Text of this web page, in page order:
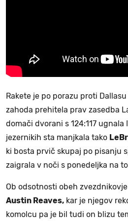
Rakete je po porazu proti
zahoda prehitela prav zasedba
domači dvorani s 124:117 ugnala
jezernikih sta manjkala tako
ki bosta prvič skupaj po pisanju
zaigrala v noči s ponedeljka na
Ob odsotnosti obeh
Austin Reaves, kar je njegov
komolcu pa je bil tudi on blizu